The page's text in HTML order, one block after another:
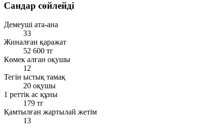
Сандар сөйлейді
Демеуші ата-ана
33
Жиналған қаражат
52 600 тг
Көмек алған оқушы
12
Тегін ыстық тамақ
20 оқушы
1 реттік ас құны
179 тг
Қамтылған жартылай жетім
13